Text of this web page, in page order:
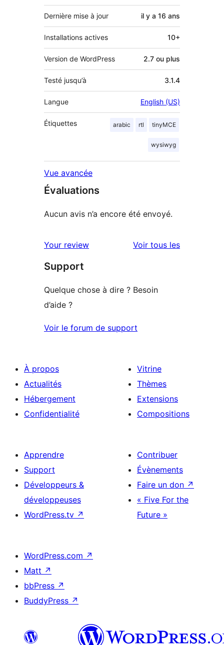
Dernière mise à jour il y a 16 ans
Installations actives 10+
Version de WordPress 2.7 ou plus
Testé jusqu’à 3.1.4
Langue English (US)
Étiquettes arabic rtl tinyMCE
wysiwyg
Vue avancée
Évaluations
Aucun avis n’a encore été envoyé.
Your review Voir tous lesavis
Support
Quelque chose à dire ? Besoin
d’aide ?
Voir le forum de support
À propos
Actualités
Hébergement
Confidentialité
Vitrine
Thèmes
Extensions
Compositions
Apprendre
Support
Développeurs &
développeuses
WordPress.tv ↗
Contribuer
Évènements
Faire un don ↗
« Five For the
Future »
WordPress.com ↗
Matt ↗
bbPress ↗
BuddyPress ↗